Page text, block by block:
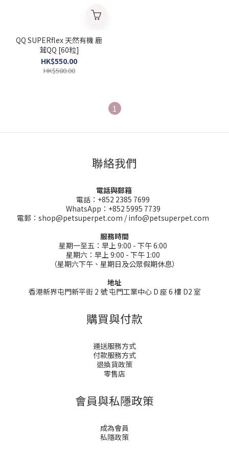
QQ SUPERflex 天然有機 鹿
茸QQ [60粒]
HK$550.00
HK$580.00
1
聯絡我們
電話與郵箱
電話：+852 2385 7699
WhatsApp：+852 5995 7739
電郵：shop@petsuperpet.com / info@petsuperpet.com
服務時間
星期一至五：早上 9:00 - 下午 6:00
星期六：早上 9:00 - 下午 1:00
（星期六下午、星期日及公眾假期休息）
地址
香港新界屯門新平街 2 號 屯門工業中心 D 座 6 樓 D2 室
購買與付款
運送服務方式
付款服務方式
退換貨政策
零售店
會員與私隱政策
成為會員
私隱政策